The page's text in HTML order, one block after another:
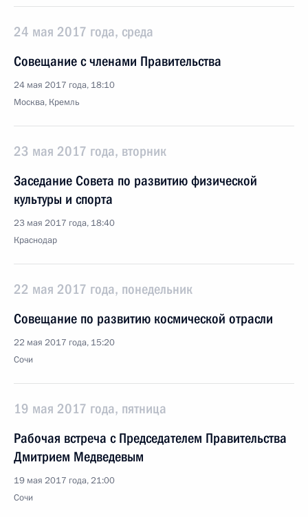
24 мая 2017 года, среда
Совещание с членами Правительства
24 мая 2017 года, 18:10
Москва, Кремль
23 мая 2017 года, вторник
Заседание Совета по развитию физической
культуры и спорта
23 мая 2017 года, 18:40
Краснодар
22 мая 2017 года, понедельник
Совещание по развитию космической отрасли
22 мая 2017 года, 15:20
Сочи
19 мая 2017 года, пятница
Рабочая встреча с Председателем Правительства
Дмитрием Медведевым
19 мая 2017 года, 21:00
Сочи